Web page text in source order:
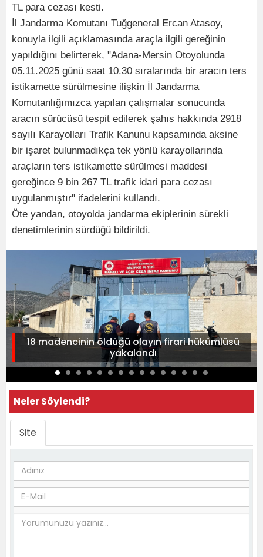
TL para cezası kesti.
İl Jandarma Komutanı Tuğgeneral Ercan Atasoy,
konuyla ilgili açıklamasında araçla ilgili gereğinin
yapıldığını belirterek, "Adana-Mersin Otoyolunda
05.11.2025 günü saat 10.30 sıralarında bir aracın ters
istikamette sürülmesine ilişkin İl Jandarma
Komutanlığımızca yapılan çalışmalar sonucunda
aracın sürücüsü tespit edilerek şahıs hakkında 2918
sayılı Karayolları Trafik Kanunu kapsamında aksine
bir işaret bulunmadıkça tek yönlü karayollarında
araçların ters istikamette sürülmesi maddesi
gereğince 9 bin 267 TL trafik idari para cezası
uygulanmıştır" ifadelerini kullandı.
Öte yandan, otoyolda jandarma ekiplerinin sürekli
denetimlerinin sürdüğü bildirildi.
18 madencinin öldüğü olayın firari hükümlüsü
yakalandı
Neler Söylendi?
Site